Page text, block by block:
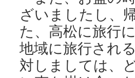
ざいましたし、
た、高松に旅行
地域に旅行され
対しましては、